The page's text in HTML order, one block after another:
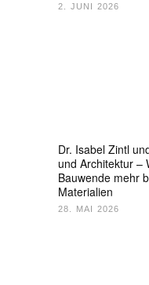
2. JUNI 2026
Dr. Isabel Zintl
und Architektur –
Bauwende mehr
Materialien
28. MAI 2026